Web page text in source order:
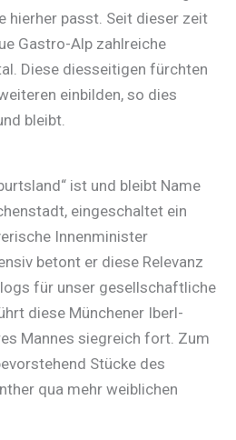
hierher passt. Seit dieser zeit
Gastro-Alp zahlreiche
Diese diesseitigen fürchten
einbilden, so dies
bleibt.
ist und bleibt Name
eingeschaltet ein
Innenminister
betont er diese Relevanz
für unser gesellschaftliche
diese Münchener Iberl-
Mannes siegreich fort. Zum
Stücke des
qua mehr weiblichen